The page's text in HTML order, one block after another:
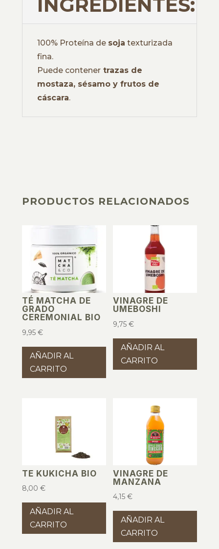
INGREDIENTES:
100% Proteína de soja texturizada
fina.
Puede contenertrazas de
mostaza, sésamo y frutos de
cáscara.
PRODUCTOS RELACIONADOS
TÉ MATCHA DE
GRADO
CEREMONIAL BIO
9,95 €
AÑADIR AL
CARRITO
VINAGRE DE
UMEBOSHI
9,75€
AÑADIR AL
CARRITO
TE KUKICHA BIO
8,00 €
AÑADIR AL
CARRITO
VINAGRE DE
MANZANA
4,15€
AÑADIR AL
CARRITO